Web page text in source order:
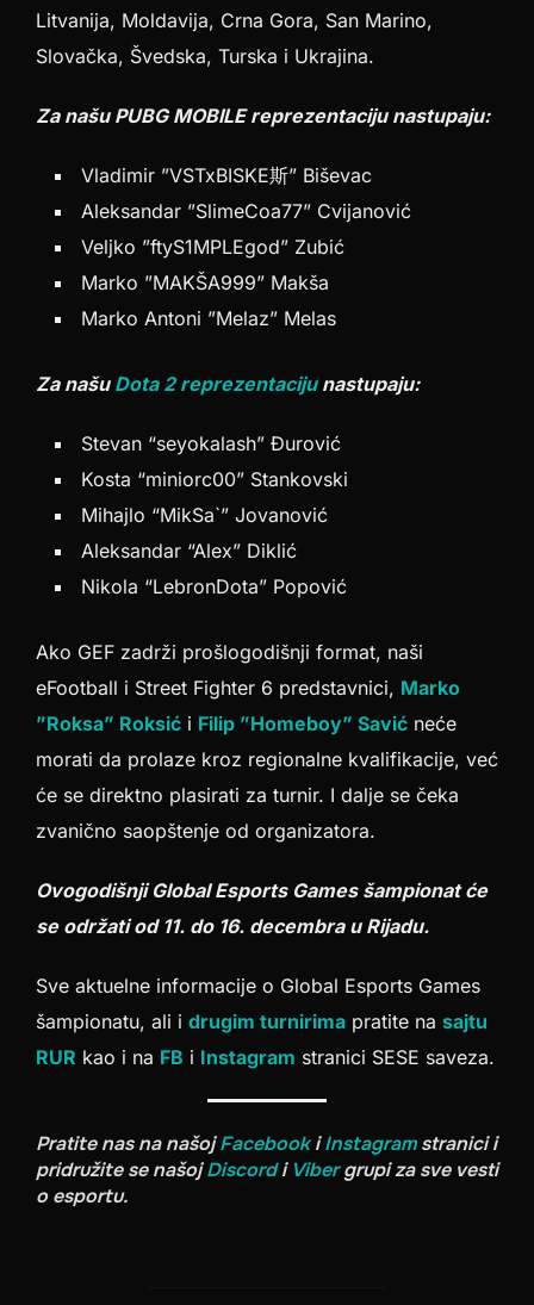
Litvanija, Moldavija, Crna Gora, San Marino,
Slovačka, Švedska, Turska i Ukrajina.
Za našu PUBG MOBILE reprezentaciju nastupaju:
Vladimir ”VSTxBISKE斯” Biševac
Aleksandar ”SlimeCoa77” Cvijanović
Veljko ”ftyS1MPLEgod” Zubić
Marko ”MAKŠA999” Makša
Marko Antoni ”Melaz” Melas
Za našu Dota 2 reprezentacijunastupaju:
Stevan “seyokalash” Đurović
Kosta “miniorc00” Stankovski
Mihajlo “MikSa`” Jovanović
Aleksandar “Alex” Diklić
Nikola “LebronDota” Popović
Ako GEF zadrži prošlogodišnji format, naši
eFootball i Street Fighter 6 predstavnici, Marko
”Roksa” Roksić i Filip ”Homeboy” Savić neće
morati da prolaze kroz regionalne kvalifikacije, već
će se direktno plasirati za turnir. I dalje se čeka
zvanično saopštenje od organizatora.
Ovogodišnji Global Esports Games šampionat će
se održati od 11. do 16. decembra u Rijadu.
Sve aktuelne informacije o Global Esports Games
šampionatu, ali i drugim turnirima pratite na sajtu
RUR kao i na FB i Instagram stranici SESE saveza.
Pratite nas na našojFacebookiInstagramstranici i
pridružite se našojDiscordi Vibergrupi za sve vesti
o esportu.